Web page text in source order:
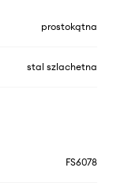
prostokątna
stal szlachetna
FS6078